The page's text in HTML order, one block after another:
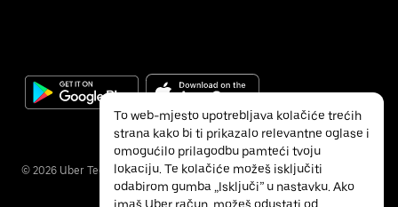
© 2026 Uber Technologies Inc.
To web-mjesto upotrebljava kolačiće trećih
strana kako bi ti prikazalo relevantne oglase i
omogućilo prilagodbu pamteći tvoju
lokaciju. Te kolačiće možeš isključiti
odabirom gumba „Isključi” u nastavku. Ako